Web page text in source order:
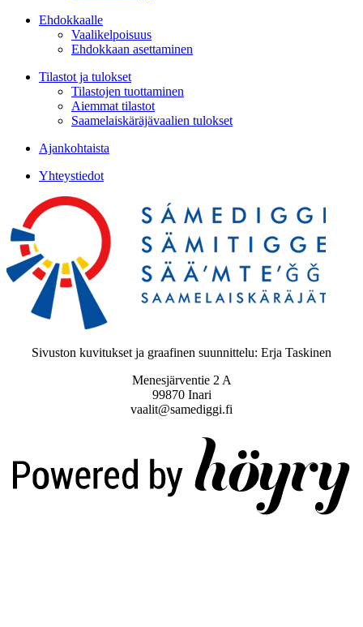
Ehdokkaalle
Vaalikelpoisuus
Ehdokkaan asettaminen
Tilastot ja tulokset
Tilastojen tuottaminen
Aiemmat tilastot
Saamelaiskäräjävaalien tulokset
Ajankohtaista
Yhteystiedot
Sivuston kuvitukset ja graafinen suunnittelu: Erja Taskinen
Menesjärventie 2 A
99870 Inari
vaalit@samediggi.fi